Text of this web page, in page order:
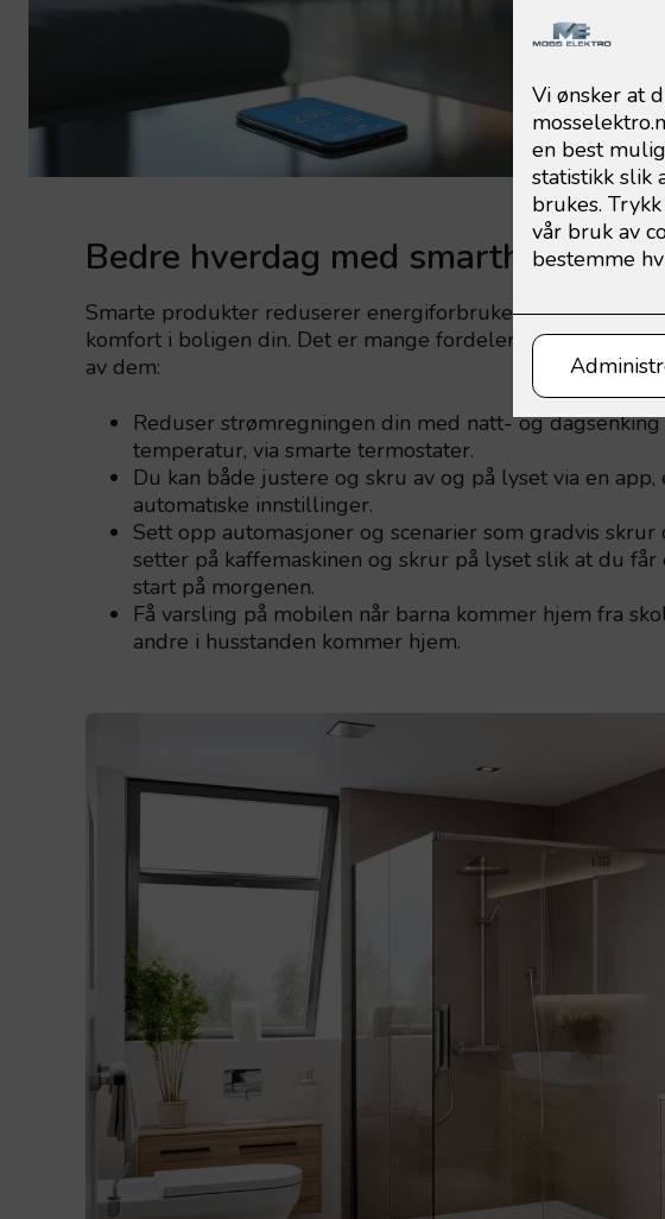
Bedre hverdag med smarthus
Smarte produkter reduserer energiforbruket ditt, og øker
komfort i boligen din. Det er mange fordeler med
av dem:
Reduser strømregningen din med natt- og dagsenking
temperatur, via smarte termostater.
Du kan både justere og skru av og på lyset via en
automatiske innstillinger.
Sett opp automasjoner og scenarier som gradvis skrur
setter på kaffemaskinen og skrur på lyset slik at du får
start på morgenen.
Få varsling på mobilen når barna kommer hjem fra
andre i husstanden kommer hjem.